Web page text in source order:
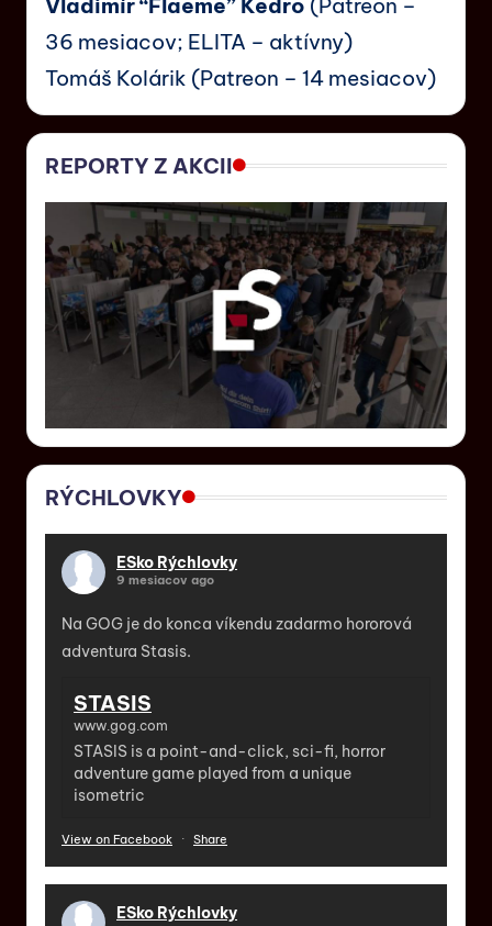
Vladimír “Flaeme” Kedro (Patreon –
36 mesiacov; ELITA – aktívny)
Tomáš Kolárik (Patreon – 14 mesiacov)
REPORTY Z AKCII
RÝCHLOVKY
ESko Rýchlovky
9 mesiacov ago
Na GOG je do konca víkendu zadarmo hororová
adventura Stasis.
STASIS
www.gog.com
STASIS is a point-and-click, sci-fi, horror
adventure game played from a unique
isometric
View on Facebook · Share
ESko Rýchlovky